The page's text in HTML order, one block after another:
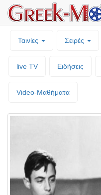
Ταινίες Σειρές
live TV Ειδήσεις
Video-Mαθήματα